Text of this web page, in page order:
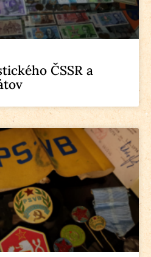
ČSSR a